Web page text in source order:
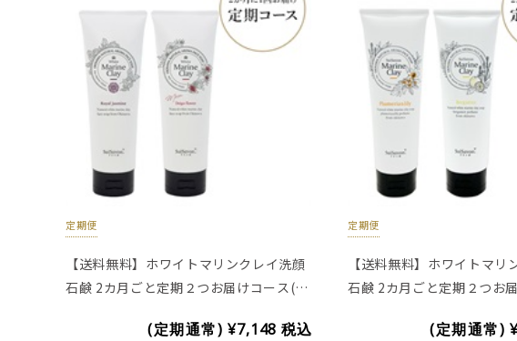
定期便
【送料無料】ホワイトマリンクレイ洗顔
石鹸 2カ月ごと定期２つお届けコース(チ
(定期通常) ¥7,148税込
定期便
【送料無料】ホワイトマリ
石鹸 2カ月ごと定期２つお
(定期通常)